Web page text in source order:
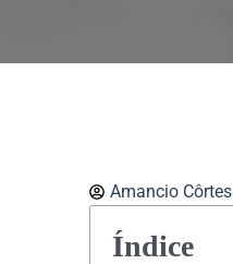
Amancio Côrtes
Índice